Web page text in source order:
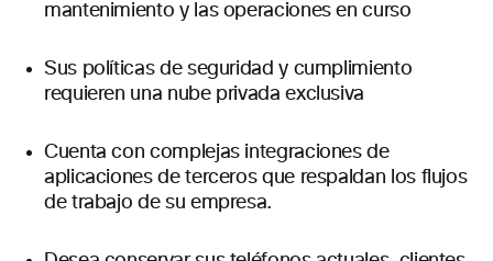
mantenimiento y las operaciones en curso
Sus políticas de seguridad y cumplimiento
requieren una nube privada exclusiva
Cuenta con complejas integraciones de
aplicaciones de terceros que respaldan los flujos
de trabajo de su empresa.